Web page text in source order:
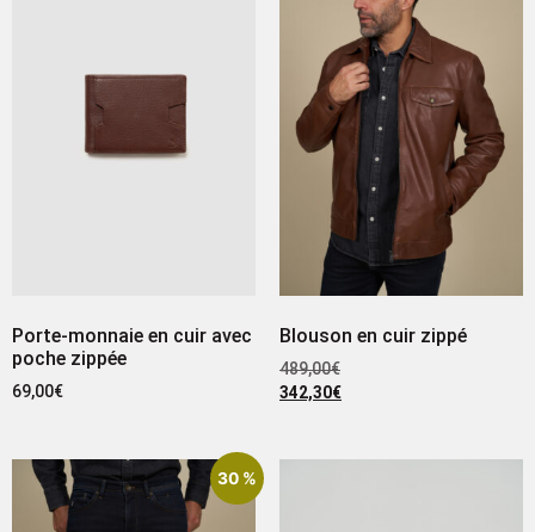
Porte-monnaie en cuir avec
poche zippée
69,00€
Blouson en cuir zippé
489,00€
342,30€
30 %